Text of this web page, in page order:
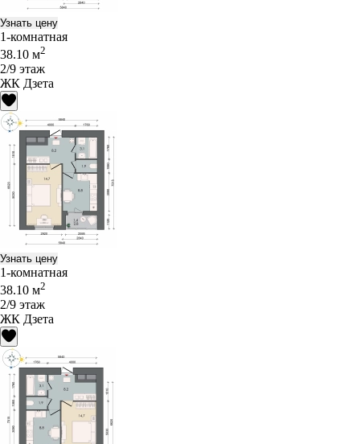
Узнать цену
1-комнатная
38.10 м2
2/9 этаж
ЖК Дзета
Узнать цену
1-комнатная
38.10 м2
2/9 этаж
ЖК Дзета